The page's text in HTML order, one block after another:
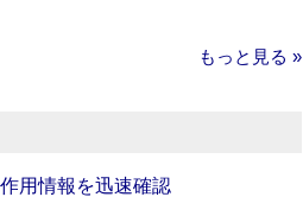
もっと見る »
用情報を迅速確認